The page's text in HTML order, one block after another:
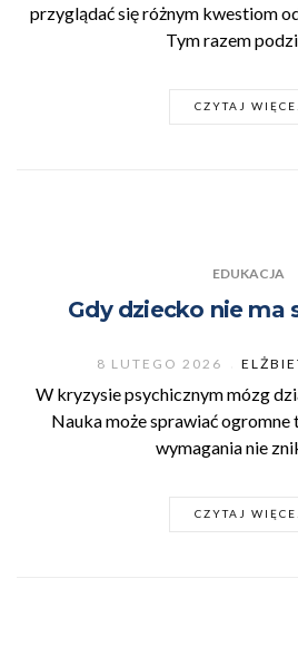
przyglądać się różnym kwestiom
Tym razem
CZYTAJ
EDUKACJA
Gdy dziecko nie ma
8 LUTEGO 2026
W kryzysie psychicznym mózg
Nauka może sprawiać ogromne
wymagania nie
CZYTAJ